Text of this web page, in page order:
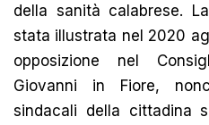
della sanità calabrese.
stata illustrata nel 2020
opposizione nel
Giovanni in Fiore,
sindacali della cittadina